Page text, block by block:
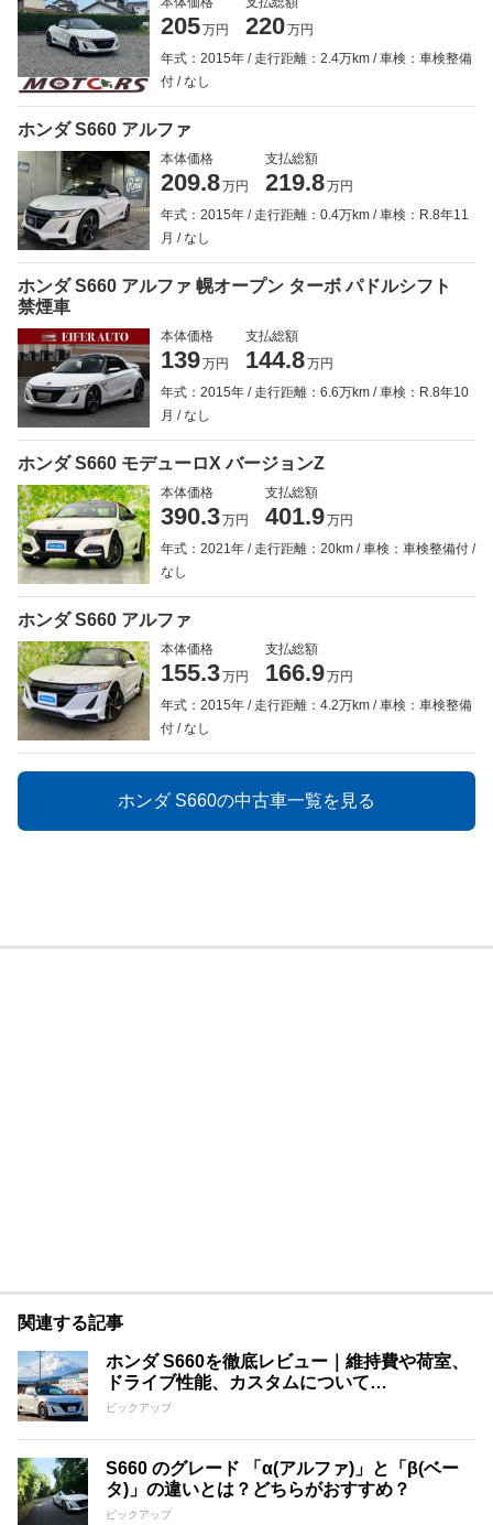
205万円 220万円
年式：2015年
走行距離：2.4万km
車検：車検整備
付
なし
ホンダ S660 アルファ
本体価格
209.8万円
支払総額
219.8万円
年式：2015年
走行距離：0.4万km
車検：R.8年11
月
なし
ホンダ S660 アルファ 幌オープン ターボ パドルシフト
禁煙車
本体価格
139万円
支払総額
144.8万円
年式：2015年
走行距離：6.6万km
車検：R.8年10
月
なし
ホンダ S660 モデューロX バージョンZ
本体価格
390.3万円
支払総額
401.9万円
年式：2021年
走行距離：20km
車検：車検整備付
なし
ホンダ S660 アルファ
本体価格
155.3万円
支払総額
166.9万円
年式：2015年
走行距離：4.2万km
車検：車検整備
付
なし
ホンダ S660の中古車一覧を見る
関連する記事
ホンダ S660を徹底レビュー｜維持費や荷室、
ドライブ性能、カスタムについて…
ピックアップ
S660 のグレード 「α(アルファ)」と「β(ベー
タ)」の違いとは？どちらがおすすめ？
ピックアップ